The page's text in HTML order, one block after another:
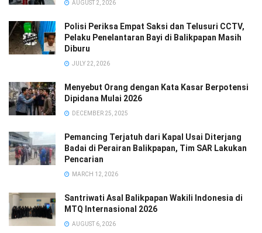
AUGUST 2, 2026
Polisi Periksa Empat Saksi dan Telusuri CCTV,
Pelaku Penelantaran Bayi di Balikpapan Masih
Diburu
JULY 22, 2026
Menyebut Orang dengan Kata Kasar Berpotensi
Dipidana Mulai 2026
DECEMBER 25, 2025
Pemancing Terjatuh dari Kapal Usai Diterjang
Badai di Perairan Balikpapan, Tim SAR Lakukan
Pencarian
MARCH 12, 2026
Santriwati Asal Balikpapan Wakili Indonesia di
MTQ Internasional 2026
AUGUST 6, 2026